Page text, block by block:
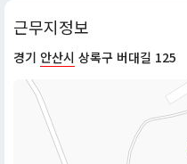
근무지정보
경기 안산시 상록구 버대길 125